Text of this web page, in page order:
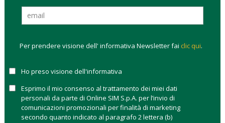
quali criteri ESG vengono applicati, quali obiettivi vengono
dichiarati e come il gestore misura i risultati.
Per questo motivo chi vuoleinvestire infondi ESGoggi
distinguere tra strategie ESG generaliste, investimenti tematici
Cosa sono i fondi ESG e cosa significa davvero ESG
Come capire se un fondo è davvero ESG
Per prendere visione dell' informativa Newsletter fai clic qui.
Ho preso visione dell'informativa
Esprimo il mio consenso al trattamento dei miei dati
personali da parte di Online SIM S.p.A. per l’invio di
comunicazioni promozionali per finalità di marketing
secondo quanto indicato al paragrafo 2 lettera (b)